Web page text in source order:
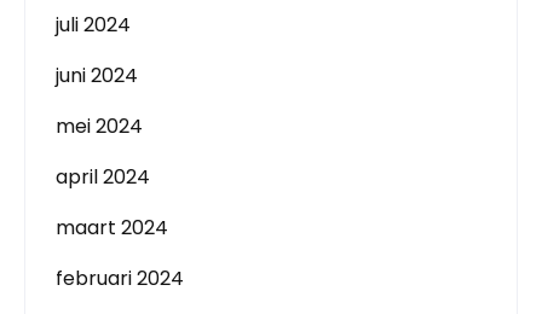
juli 2024
juni 2024
mei 2024
april 2024
maart 2024
februari 2024